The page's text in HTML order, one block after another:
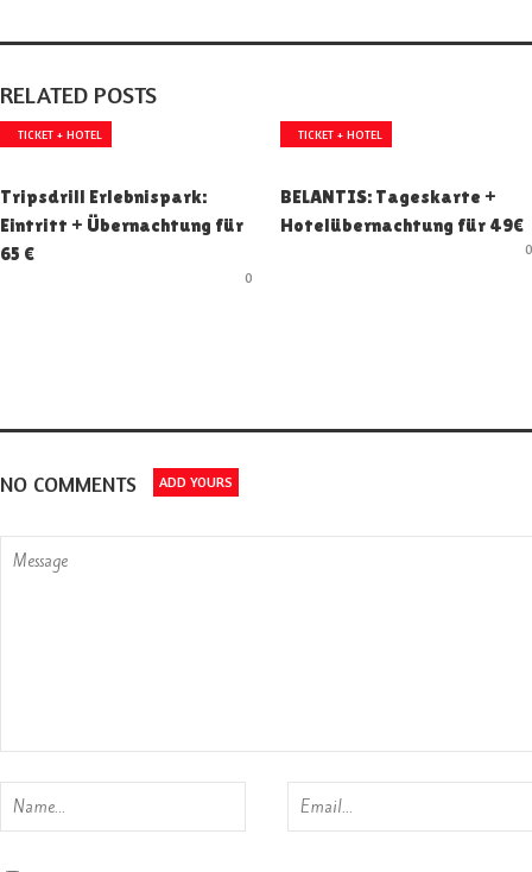
RELATED POSTS
TICKET + HOTEL
Tripsdrill Erlebnispark:
Eintritt + Übernachtung für
65 €
0
TICKET + HOTEL
BELANTIS: Tageskarte +
Hotelübernachtung für 49€
0
NO COMMENTS ADD YOURS